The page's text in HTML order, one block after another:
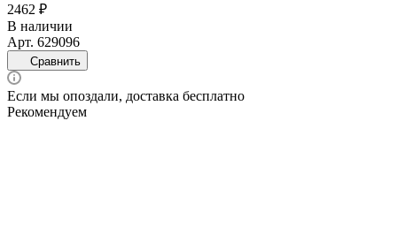
2462 ₽
В наличии
Арт. 629096
Сравнить
Если мы опоздали, доставка бесплатно
Рекомендуем